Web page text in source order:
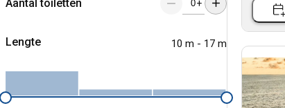
Aantal toiletten +
Lengte 10 m - 17 m